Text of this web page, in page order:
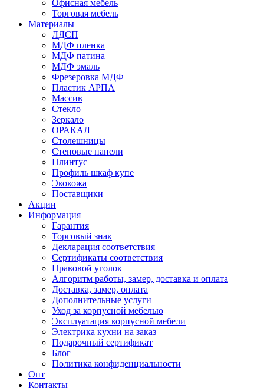
Офисная мебель
Торговая мебель
Материалы
ЛДСП
МДФ пленка
МДФ патина
МДФ эмаль
Фрезеровка МДФ
Пластик АРПА
Массив
Стекло
Зеркало
ОРАКАЛ
Столешницы
Стеновые панели
Плинтус
Профиль шкаф купе
Экокожа
Поставщики
Акции
Информация
Гарантия
Торговый знак
Декларация соответствия
Сертификаты соответствия
Правовой уголок
Алгоритм работы, замер, доставка и оплата
Доставка, замер, оплата
Дополнительные услуги
Уход за корпусной мебелью
Эксплуатация корпусной мебели
Электрика кухни на заказ
Подарочный сертификат
Блог
Политика конфиденциальности
Опт
Контакты